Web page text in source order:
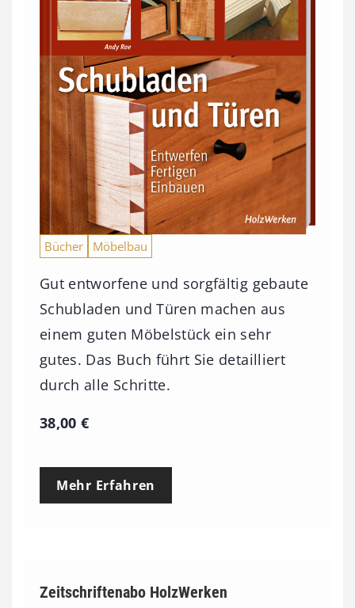
Bücher Möbelbau
Gut entworfene und sorgfältig gebaute
Schubladen und Türen machen aus
einem guten Möbelstück ein sehr
gutes. Das Buch führt Sie detailliert
durch alle Schritte.
38,00€
Mehr Erfahren
Zeitschriftenabo HolzWerken